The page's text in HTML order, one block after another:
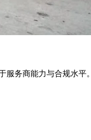
服务商能力与合规水平。